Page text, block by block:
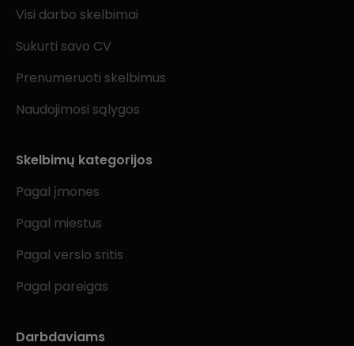
Visi darbo skelbimai
Sukurti savo CV
Prenumeruoti skelbimus
Naudojimosi sąlygos
Skelbimų kategorijos
Pagal įmones
Pagal miestus
Pagal verslo sritis
Pagal pareigas
Darbdaviams